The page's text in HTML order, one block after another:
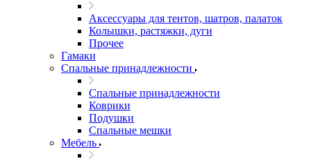
Аксессуары для тентов, шатров, палаток
Колышки, растяжки, дуги
Прочее
Гамаки
Спальные принадлежности
Спальные принадлежности
Коврики
Подушки
Спальные мешки
Мебель